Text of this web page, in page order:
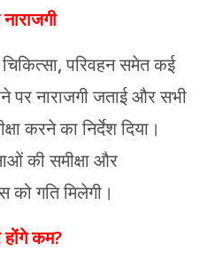
परिवहन समेत कई
पर नाराजगी जताई और सभी
करने का निर्देश दिया।
की समीक्षा और
गति मिलेगी।
कम?